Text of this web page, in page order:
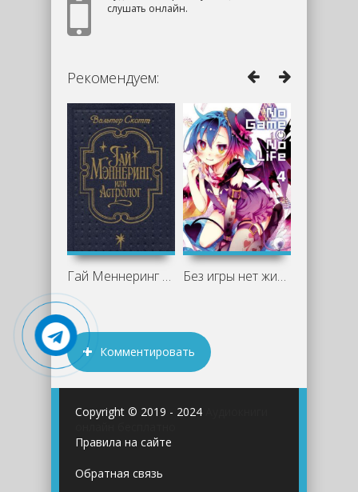
слушать онлайн.
Рекомендуем:
Гай Меннеринг или Астролог - Вальтер Без игры нет жизни. Том 4 - Камия
Комментировать
Copyright © 2019 - 2024
Правила на сайте
Обратная связь